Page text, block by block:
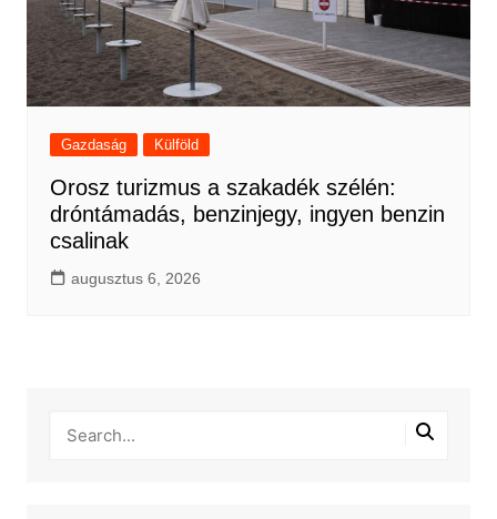
Gazdaság Külföld
Orosz turizmus a szakadék szélén:
dróntámadás, benzinjegy, ingyen benzin
csalinak
augusztus 6, 2026